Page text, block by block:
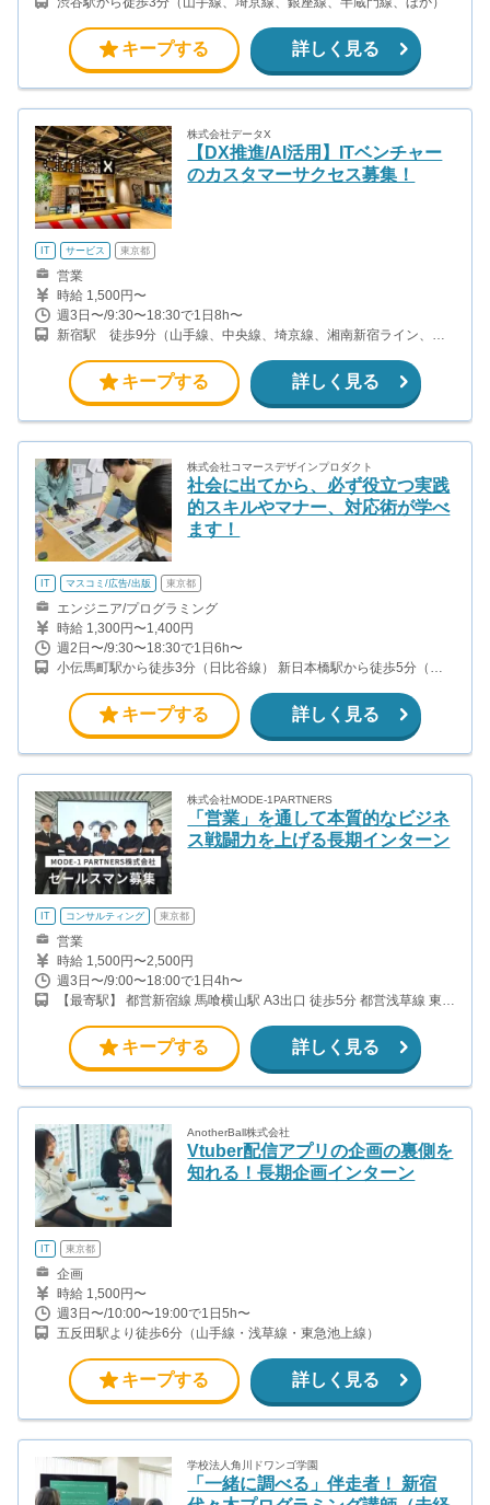
キープする 詳しく見る
株式会社データX
【DX推進/AI活用】ITベンチャー
のカスタマーサクセス募集！
IT サービス 東京都
営業
時給 1,500円〜
週3日〜/9:30〜18:30で1日8h〜
新宿駅 徒歩9分（山手線、中央線、埼京線、湘南新宿ライン、
分（都営大江戸線） 西武新宿駅 徒歩7分（西武新宿線）
キープする 詳しく見る
株式会社コマースデザインプロダクト
社会に出てから、必ず役立つ実践
的スキルやマナー、対応術が学べ
ます！
IT マスコミ/広告/出版 東京都
エンジニア/プログラミング
時給 1,300円〜1,400円
週2日〜/9:30〜18:30で1日6h〜
小伝馬町駅から徒歩3分（日比谷線） 新日本橋駅から徒歩5分（総
から徒歩5分（都営新宿線） 日本橋駅から徒歩5分（銀座線）
キープする 詳しく見る
株式会社MODE-1PARTNERS
「営業」を通して本質的なビジネ
ス戦闘力を上げる長期インターン
IT コンサルティング 東京都
営業
時給 1,500円〜2,500円
週3日〜/9:00〜18:00で1日4h〜
【最寄駅】 都営新宿線 馬喰横山駅 A3出口 徒歩5分 都営浅草線 東日
歩6分 JR総武快速線 馬喰町駅 1番出口 徒歩7分
キープする 詳しく見る
AnotherBall株式会社
Vtuber配信アプリの企画の裏側を
知れる！長期企画インターン
IT 東京都
企画
時給 1,500円〜
週3日〜/10:00〜19:00で1日5h〜
五反田駅より徒歩6分（山手線・浅草線・東急池上線）
キープする 詳しく見る
学校法人角川ドワンゴ学園
「一緒に調べる」伴走者！ 新宿